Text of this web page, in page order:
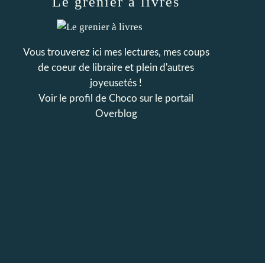
Vous trouverez ici mes lectures, mes coups
de coeur de libraire et plein d'autres
joyeusetés !
Voir le profil de Choco sur le portail
Overblog